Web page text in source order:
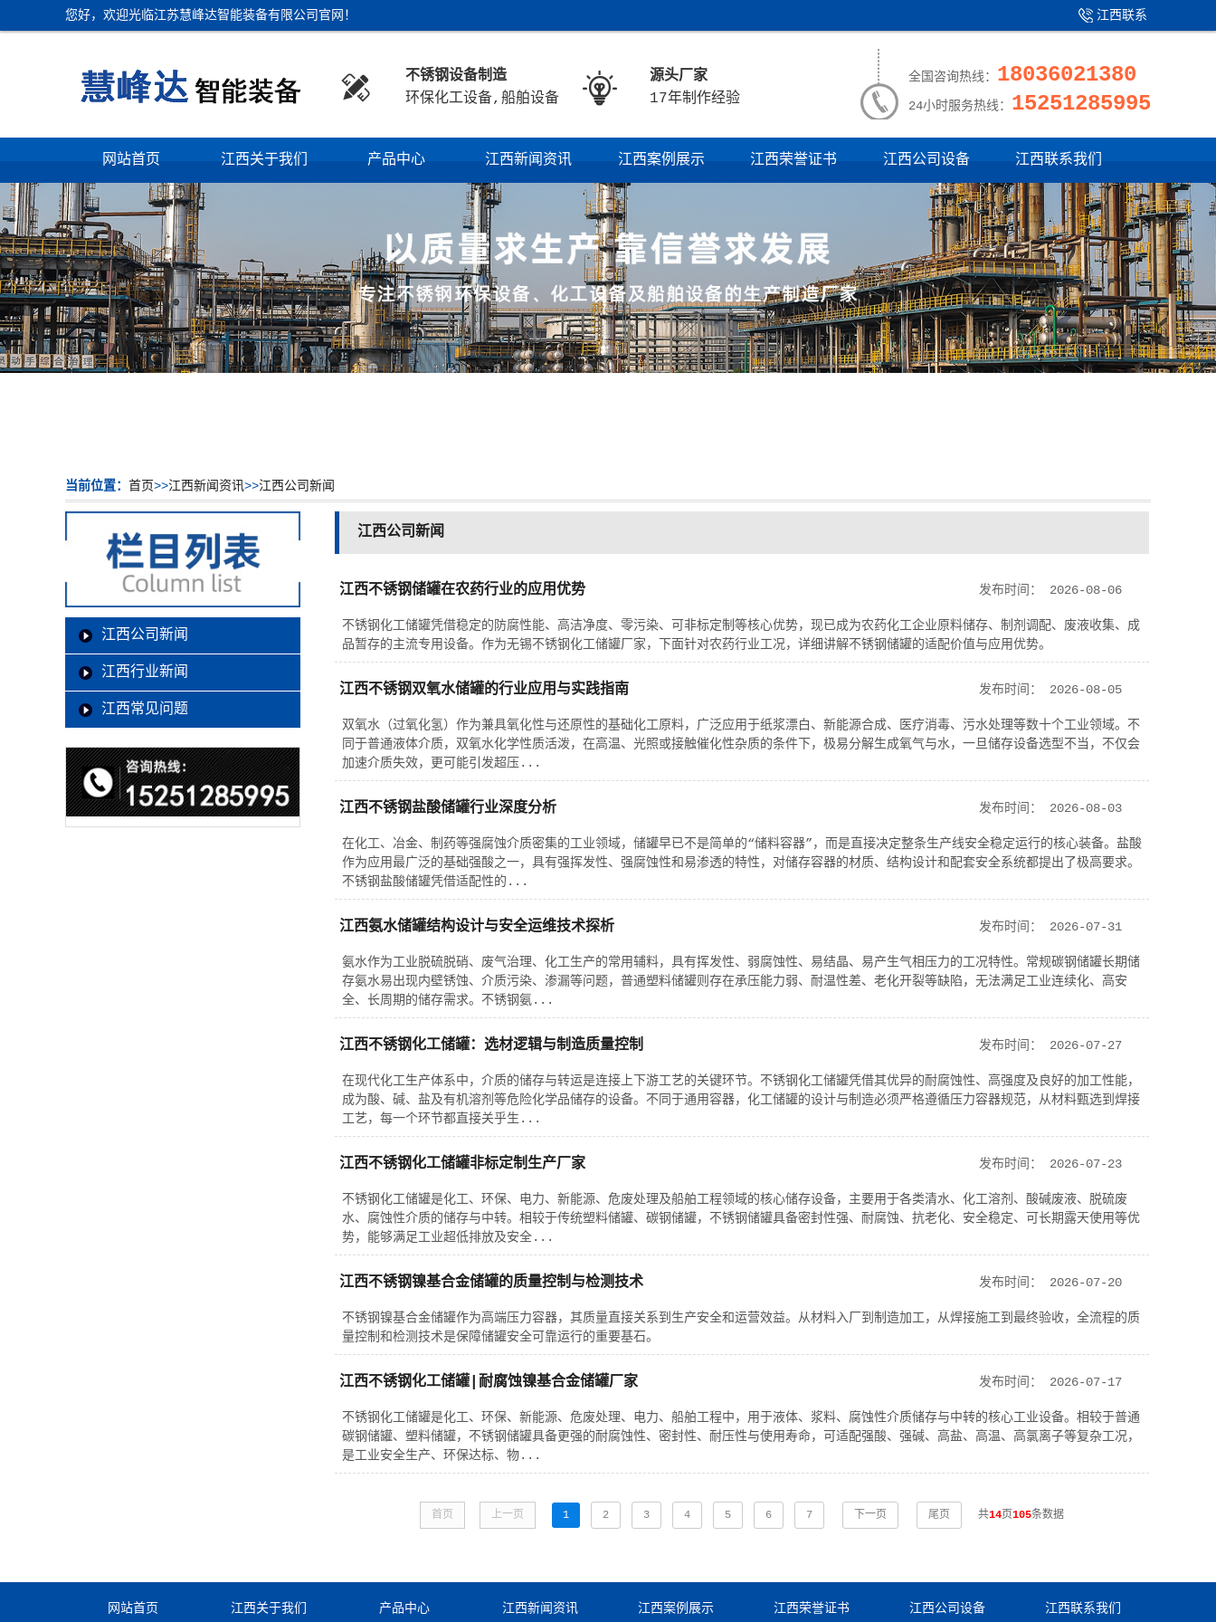
您好，欢迎光临江苏慧峰达智能装备有限公司官网！ 江西联系

不锈钢设备制造
环保化工设备,船舶设备

源头厂家
17年制作经验
全国咨询热线： 18036021380
24小时服务热线： 15251285995
网站首页 江西关于我们 产品中心 江西新闻资讯 江西案例展示 江西荣誉证书 江西公司设备 江西联系我们
当前位置： 首页>>江西新闻资讯>>江西公司新闻
江西公司新闻
江西行业新闻
江西常见问题
江西公司新闻
发布时间： 2026-08-06
江西不锈钢储罐在农药行业的应用优势
不锈钢化工储罐凭借稳定的防腐性能、高洁净度、零污染、可非标定制等核心优势，现已成为农药化工企业原料储存、制剂调配、废液收集、成
品暂存的主流专用设备。作为无锡不锈钢化工储罐厂家，下面针对农药行业工况，详细讲解不锈钢储罐的适配价值与应用优势。
发布时间： 2026-08-05
江西不锈钢双氧水储罐的行业应用与实践指南
双氧水（过氧化氢）作为兼具氧化性与还原性的基础化工原料，广泛应用于纸浆漂白、新能源合成、医疗消毒、污水处理等数十个工业领域。不
同于普通液体介质，双氧水化学性质活泼，在高温、光照或接触催化性杂质的条件下，极易分解生成氧气与水，一旦储存设备选型不当，不仅会
加速介质失效，更可能引发超压...
发布时间： 2026-08-03
江西不锈钢盐酸储罐行业深度分析
在化工、冶金、制药等强腐蚀介质密集的工业领域，储罐早已不是简单的“储料容器”，而是直接决定整条生产线安全稳定运行的核心装备。盐酸
作为应用最广泛的基础强酸之一，具有强挥发性、强腐蚀性和易渗透的特性，对储存容器的材质、结构设计和配套安全系统都提出了极高要求。
不锈钢盐酸储罐凭借适配性的...
发布时间： 2026-07-31
江西氨水储罐结构设计与安全运维技术探析
氨水作为工业脱硫脱硝、废气治理、化工生产的常用辅料，具有挥发性、弱腐蚀性、易结晶、易产生气相压力的工况特性。常规碳钢储罐长期储
存氨水易出现内壁锈蚀、介质污染、渗漏等问题，普通塑料储罐则存在承压能力弱、耐温性差、老化开裂等缺陷，无法满足工业连续化、高安
全、长周期的储存需求。不锈钢氨...
发布时间： 2026-07-27
江西不锈钢化工储罐：选材逻辑与制造质量控制
在现代化工生产体系中，介质的储存与转运是连接上下游工艺的关键环节。不锈钢化工储罐凭借其优异的耐腐蚀性、高强度及良好的加工性能，
成为酸、碱、盐及有机溶剂等危险化学品储存的设备。不同于通用容器，化工储罐的设计与制造必须严格遵循压力容器规范，从材料甄选到焊接
工艺，每一个环节都直接关乎生...
发布时间： 2026-07-23
江西不锈钢化工储罐非标定制生产厂家
不锈钢化工储罐是化工、环保、电力、新能源、危废处理及船舶工程领域的核心储存设备，主要用于各类清水、化工溶剂、酸碱废液、脱硫废
水、腐蚀性介质的储存与中转。相较于传统塑料储罐、碳钢储罐，不锈钢储罐具备密封性强、耐腐蚀、抗老化、安全稳定、可长期露天使用等优
势，能够满足工业超低排放及安全...
发布时间： 2026-07-20
江西不锈钢镍基合金储罐的质量控制与检测技术
不锈钢镍基合金储罐作为高端压力容器，其质量直接关系到生产安全和运营效益。从材料入厂到制造加工，从焊接施工到最终验收，全流程的质
量控制和检测技术是保障储罐安全可靠运行的重要基石。
发布时间： 2026-07-17
江西不锈钢化工储罐|耐腐蚀镍基合金储罐厂家
不锈钢化工储罐是化工、环保、新能源、危废处理、电力、船舶工程中，用于液体、浆料、腐蚀性介质储存与中转的核心工业设备。相较于普通
碳钢储罐、塑料储罐，不锈钢储罐具备更强的耐腐蚀性、密封性、耐压性与使用寿命，可适配强酸、强碱、高盐、高温、高氯离子等复杂工况，
是工业安全生产、环保达标、物...
首页 上一页 1 2 3 4 5 6 7 下一页 尾页 共14页105条数据
网站首页 江西关于我们 产品中心 江西新闻资讯 江西案例展示 江西荣誉证书 江西公司设备 江西联系我们